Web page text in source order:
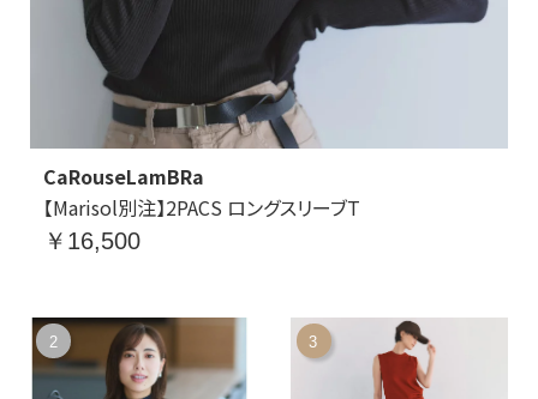
CaRouseLamBRa
【Marisol別注】2PACS ロングスリーブT
￥16,500